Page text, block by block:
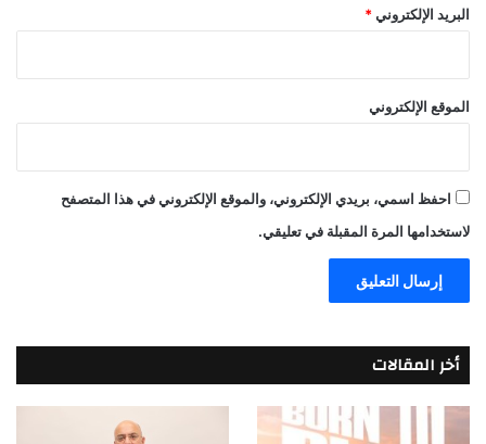
البريد الإلكتروني *
الموقع الإلكتروني
احفظ اسمي، بريدي الإلكتروني، والموقع الإلكتروني في هذا المتصفح
لاستخدامها المرة المقبلة في تعليقي.
أخر المقالات